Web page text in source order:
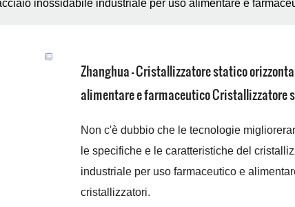
inossidabile industriale per uso alimentare e
Zhanghua - Cristallizzatore statico
alimentare e farmaceutico Cristallizzatore
Non c'è dubbio che le tecnologie
le specifiche e le caratteristiche del
industriale per uso farmaceutico e
cristallizzatori.